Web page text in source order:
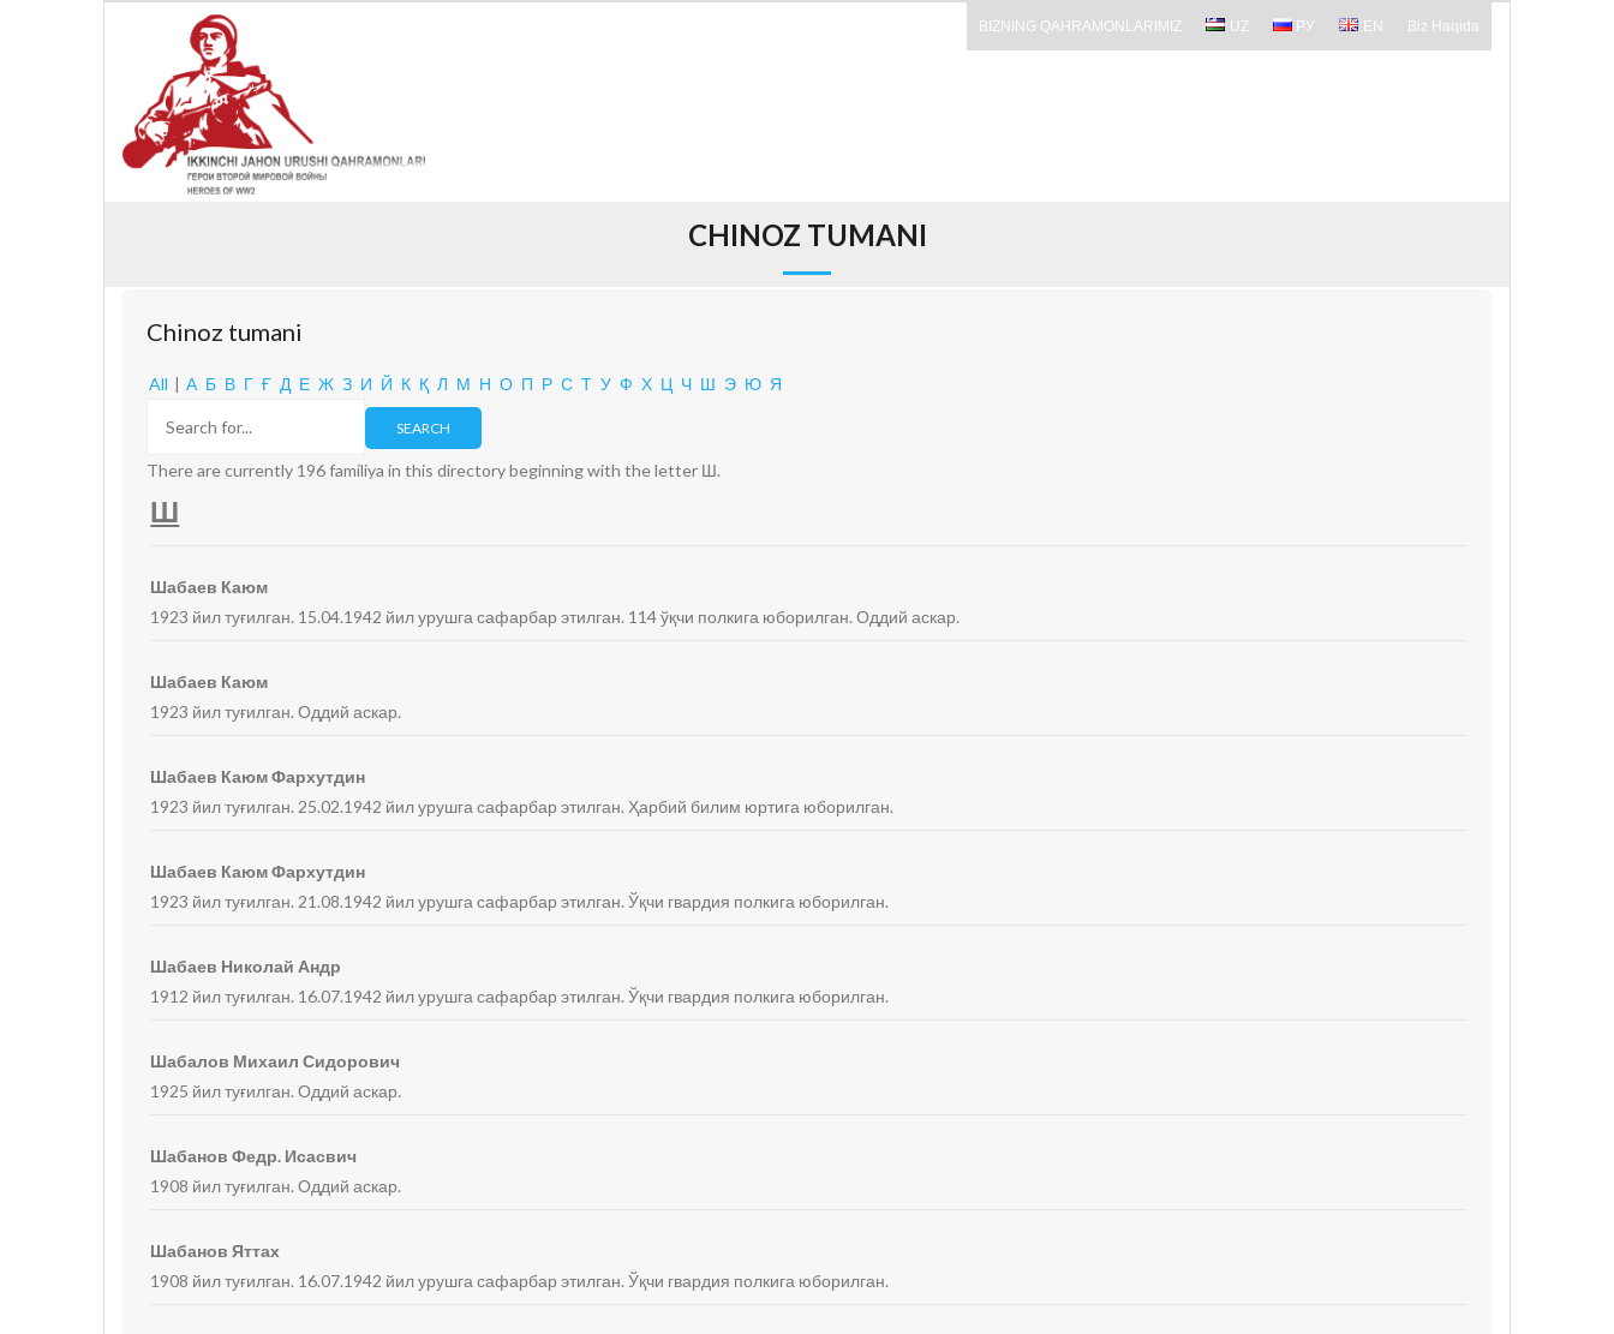
BIZNING QAHRAMONLARIMIZ UZ РУ EN Biz Haqida
CHINOZ TUMANI
Chinoz tumani
All | А Б В Г Ғ Д Е Ж З И Й К Қ Л М Н О П Р С Т У Ф Х Ц Ч Ш Э Ю Я
There are currently 196 familiya in this directory beginning with the letter Ш.
Ш
Шабаев Каюм
1923 йил туғилган. 15.04.1942 йил урушга сафарбар этилган. 114 ўқчи полкига юборилган. Оддий аскар.
Шабаев Каюм
1923 йил туғилган. Оддий аскар.
Шабаев Каюм Фархутдин
1923 йил туғилган. 25.02.1942 йил урушга сафарбар этилган. Ҳарбий билим юртига юборилган.
Шабаев Каюм Фархутдин
1923 йил туғилган. 21.08.1942 йил урушга сафарбар этилган. Ўқчи гвардия полкига юборилган.
Шабаев Николай Андр
1912 йил туғилган. 16.07.1942 йил урушга сафарбар этилган. Ўқчи гвардия полкига юборилган.
Шабалов Михаил Сидорович
1925 йил туғилган. Оддий аскар.
Шабанов Федр. Исасвич
1908 йил туғилган. Оддий аскар.
Шабанов Яттах
1908 йил туғилган. 16.07.1942 йил урушга сафарбар этилган. Ўқчи гвардия полкига юборилган.